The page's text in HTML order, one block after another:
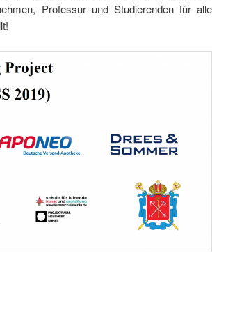
Professur und Studierenden für alle